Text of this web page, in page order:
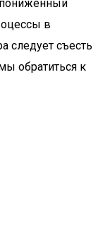
в
следует съесть
обратиться к